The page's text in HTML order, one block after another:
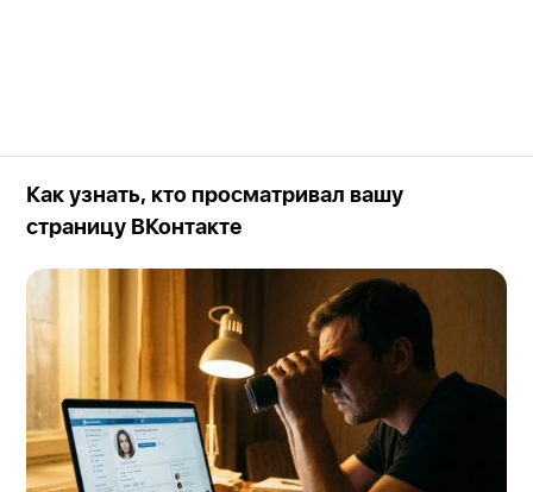
Как узнать, кто просматривал вашу
страницу ВКонтакте